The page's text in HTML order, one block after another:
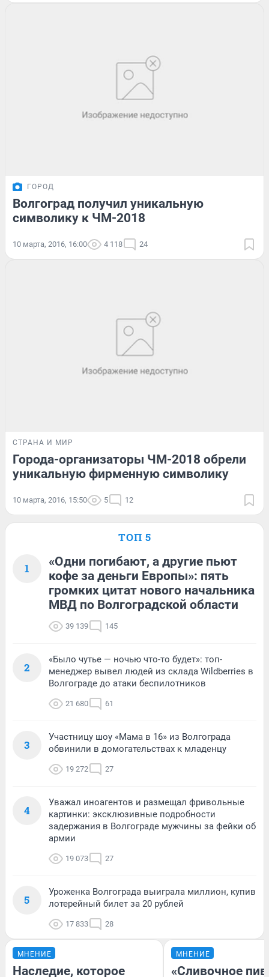
ГОРОД
Волгоград получил уникальную
символику к ЧМ-2018
10 марта, 2016, 16:00 4 118 24
СТРАНА И МИР
Города-организаторы ЧМ-2018 обрели
уникальную фирменную символику
10 марта, 2016, 15:50 5 12
ТОП 5
1
«Одни погибают, а другие пьют
кофе за деньги Европы»: пять
громких цитат нового начальника
МВД по Волгоградской области
39 139 145
2
«Было чутье — ночью что-то будет»: топ-
менеджер вывел людей из склада Wildberries в
Волгограде до атаки беспилотников
21 680 61
3
Участницу шоу «Мама в 16» из Волгограда
обвинили в домогательствах к младенцу
19 272 27
4
Уважал иноагентов и размещал фривольные
картинки: эксклюзивные подробности
задержания в Волгограде мужчины за фейки об
армии
19 073 27
5
Уроженка Волгограда выиграла миллион, купив
лотерейный билет за 20 рублей
17 833 28
МНЕНИЕ
Наследие, которое
МНЕНИЕ
«Сливочное